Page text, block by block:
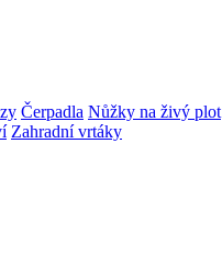
Čerpadla Nůžky na živý plot
Zahradní vrtáky